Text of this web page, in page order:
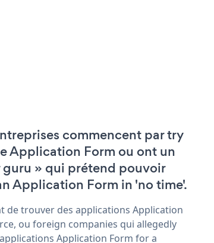
commencent par try
Application Form ou ont un
» qui prétend pouvoir
Application Form in 'no time'.
de trouver des applications Application
ou foreign companies qui allegedly
Application Form for a